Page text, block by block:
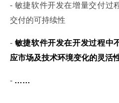
- 敏捷软件开发在增量交付过
交付的可持续性
- 敏捷软件开发在开发过程中
应市场及技术环境变化的灵活
- ……